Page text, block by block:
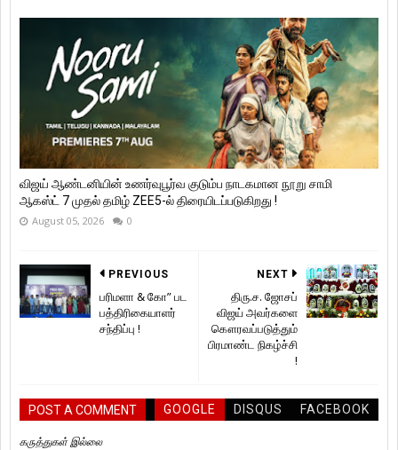
விஜய் ஆண்டனியின் உணர்வுபூர்வ குடும்ப நாடகமான நூறு சாமி
ஆகஸ்ட் 7 முதல் தமிழ் ZEE5-ல் திரையிடப்படுகிறது !
August 05, 2026 0
NEXT
திரு.ச. ஜோசப்
விஜய் அவர்களை
கௌரவப்படுத்தும்
பிரமாண்ட நிகழ்ச்சி
!
PREVIOUS
பரிமளா & கோ” பட
பத்திரிகையாளர்
சந்திப்பு !
POST A COMMENT GOOGLE DISQUS FACEBOOK
கருத்துகள் இல்லை